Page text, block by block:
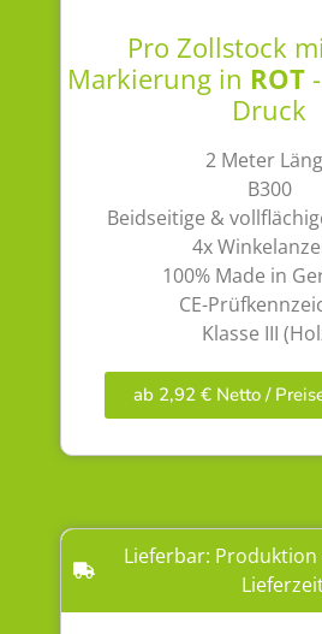
Pro Zollstock
Markierung in ROT
Druck
2 Meter
B300
Beidseitige &
4x
100% Made in
CE-
Klasse III
ab 2,92 € Netto /
Lieferbar: Produktion